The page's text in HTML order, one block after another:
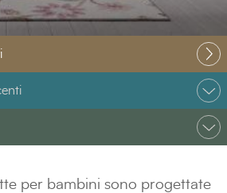
per bambini sono progettate